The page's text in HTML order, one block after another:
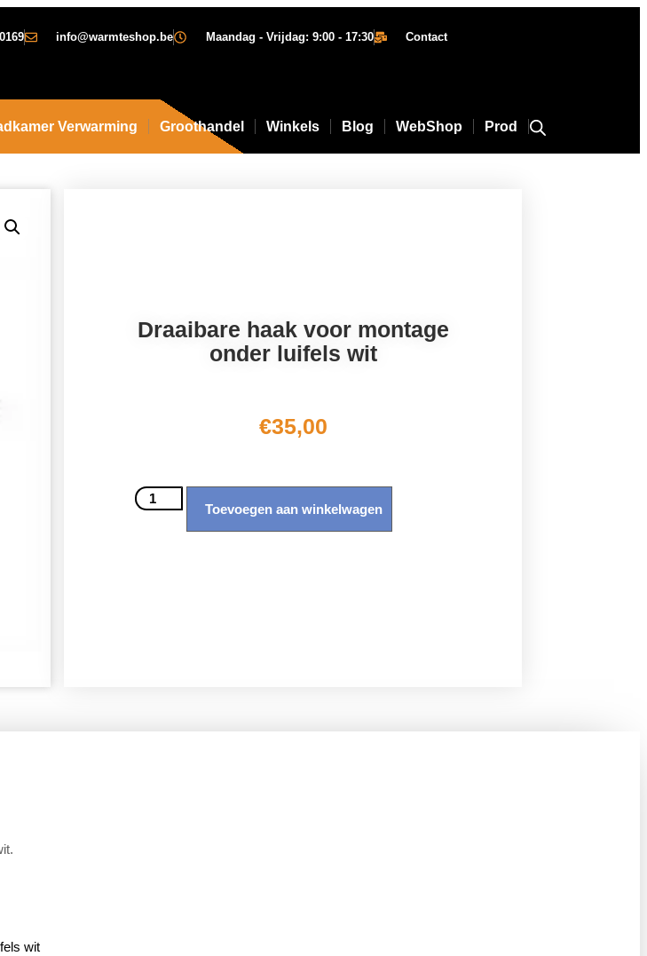
info@warmteshop.be Maandag - Vrijdag: 9:00 - 17:30 Contact
Verwarming Groothandel Winkels Blog WebShop Prod
Draaibare haak voor montage
onder luifels wit
€35,00
Toevoegen aan winkelwagen
wit